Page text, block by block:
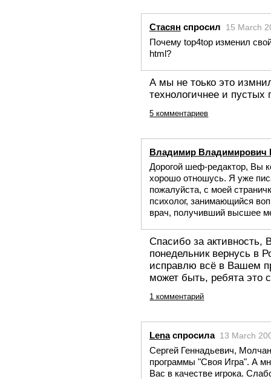
Стасян спросил 15 March
Почему top4top изменил
html?
А мы не тоько это
технологичнее и
5 комментариев
Владимир Владимирович
Дорогой шеф-редактор, Вы
хорошо отношусь. Я уже
пожалуйста, с моей
психолог, занимающийся
врач, получивший высшее
Спасибо за
понедельник вернусь в
исправлю всё в Вашем
может быть, ребята это
1 комментарий
Lenaспросила 13 March
Сергей Геннадьевич,
программы "Своя Игра". А
Вас в качестве игрока.